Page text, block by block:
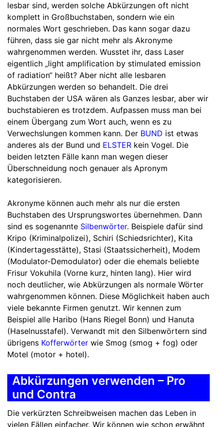
lesbar sind, werden solche Abkürzungen oft nicht
komplett in Großbuchstaben, sondern wie ein
normales Wort geschrieben. Das kann sogar dazu
führen, dass sie gar nicht mehr als Akronyme
wahrgenommen werden. Wusstet ihr, dass Laser
eigentlich „light amplification by stimulated emission
of radiation“ heißt? Aber nicht alle lesbaren
Abkürzungen werden so behandelt. Die drei
Buchstaben der USA wären als Ganzes lesbar, aber wir
buchstabieren es trotzdem. Aufpassen muss man bei
einem Übergang zum Wort auch, wenn es zu
Verwechslungen kommen kann. Der BUND ist etwas
anderes als der Bund und ELSTER kein Vogel. Die
beiden letzten Fälle kann man wegen dieser
Überschneidung noch genauer als Apronym
kategorisieren.
Akronyme können auch mehr als nur die ersten
Buchstaben des Ursprungswortes übernehmen. Dann
sind es sogenannte Silbenwörter. Beispiele dafür sind
Kripo (Kriminalpolizei), Schiri (Schiedsrichter), Kita
(Kindertagesstätte), Stasi (Staatssicherheit), Modem
(Modulator-Demodulator) oder die ehemals beliebte
Frisur Vokuhila (Vorne kurz, hinten lang). Hier wird
noch deutlicher, wie Abkürzungen als normale Wörter
wahrgenommen können. Diese Möglichkeit haben auch
viele bekannte Firmen genutzt. Wir kennen zum
Beispiel alle Haribo (Hans Riegel Bonn) und Hanuta
(Haselnusstafel). Verwandt mit den Silbenwörtern sind
übrigens Kofferwörter wie Smog (smog + fog) oder
Motel (motor + hotel).
Abkürzungen verwenden – Pro
und Contra
Die verkürzten Schreibweisen machen das Leben in
vielen Fällen einfacher. Wir können wie schon erwähnt